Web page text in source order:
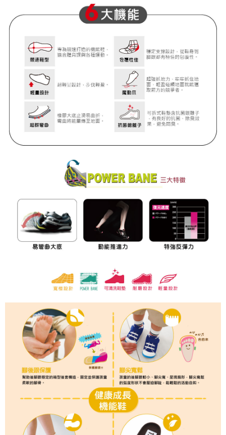
３．未成年的使用者請事先徵得法定代理人或監護人之同意方可使用
「AFTEE先享後付」，若未經同意申辦者引起之損失，本公司不負相關責
時審查核予不同之上限額度；若仍有額度不足之情形，本公司將視審查結果
請求用戶進行身份認證。
５．嚴禁一人註冊多個帳號或使用他人資訊註冊。若發現惡意使用之情形，
恩沛科技股份有限公司將有權停止該用戶之使用額度並採取法律行動。